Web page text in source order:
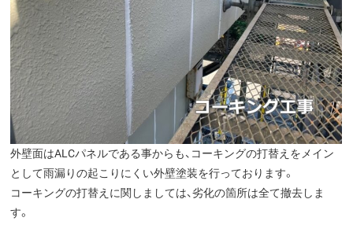
外壁面はALCパネルである事からも、コーキングの打替えをメイン
として雨漏りの起こりにくい外壁塗装を行っております。
コーキングの打替えに関しましては、劣化の箇所は全て撤去しま
す。